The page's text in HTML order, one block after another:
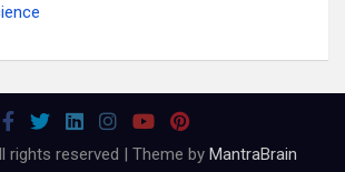
rights reserved | Theme by MantraBrain